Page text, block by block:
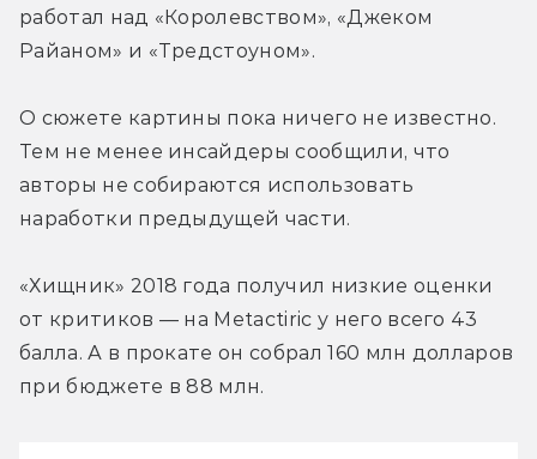
работал над «Королевством», «Джеком
Райаном» и «Тредстоуном».
О сюжете картины пока ничего не известно.
Тем не менее инсайдеры сообщили, что
авторы не собираются использовать
наработки предыдущей части.
«Хищник» 2018 года получил низкие оценки
от критиков — на Metactiric у него всего 43
балла. А в прокате он собрал 160 млн долларов
при бюджете в 88 млн.